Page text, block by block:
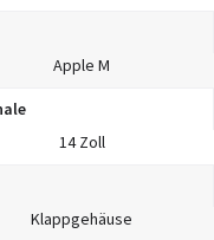
Apple M
14 Zoll
Klappgehäuse